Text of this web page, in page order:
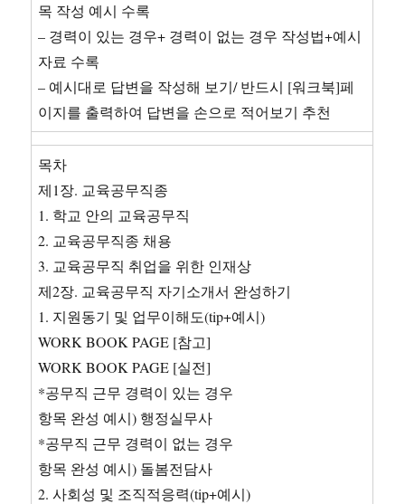
목 작성 예시 수록
– 경력이 있는 경우+ 경력이 없는 경우 작성법+예시
자료 수록
– 예시대로 답변을 작성해 보기/ 반드시 [워크북]페
이지를 출력하여 답변을 손으로 적어보기 추천
목차
제1장. 교육공무직종
1. 학교 안의 교육공무직
2. 교육공무직종 채용
3. 교육공무직 취업을 위한 인재상
제2장. 교육공무직 자기소개서 완성하기
1. 지원동기 및 업무이해도(tip+예시)
WORK BOOK PAGE [참고]
WORK BOOK PAGE [실전]
*공무직 근무 경력이 있는 경우
항목 완성 예시) 행정실무사
*공무직 근무 경력이 없는 경우
항목 완성 예시) 돌봄전담사
2. 사회성 및 조직적응력(tip+예시)